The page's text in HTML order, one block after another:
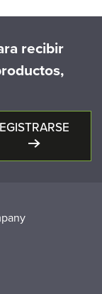
recibir